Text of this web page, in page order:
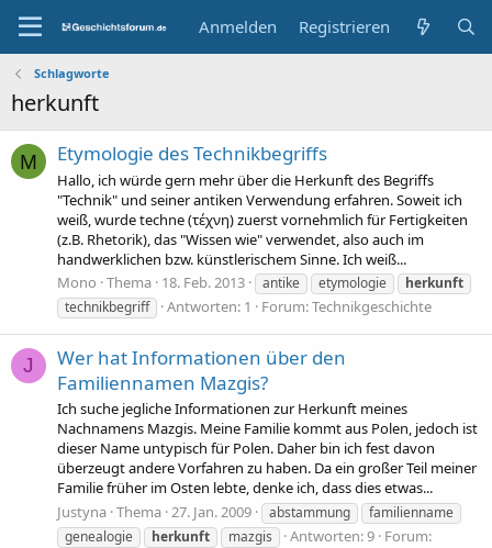
Anmelden Registrieren
Schlagworte
herkunft
M Etymologie des Technikbegriffs
Hallo, ich würde gern mehr über die Herkunft des Begriffs
"Technik" und seiner antiken Verwendung erfahren. Soweit ich
weiß, wurde techne (τέχνη) zuerst vornehmlich für Fertigkeiten
(z.B. Rhetorik), das "Wissen wie" verwendet, also auch im
handwerklichen bzw. künstlerischem Sinne. Ich weiß...
Mono Thema 18. Feb. 2013 antike etymologie
herkunft
technikbegriff
Antworten: 1 Forum:Technikgeschichte
J
Wer hat Informationen über den
Familiennamen Mazgis?
Ich suche jegliche Informationen zur Herkunft meines
Nachnamens Mazgis. Meine Familie kommt aus Polen, jedoch ist
dieser Name untypisch für Polen. Daher bin ich fest davon
überzeugt andere Vorfahren zu haben. Da ein großer Teil meiner
Familie früher im Osten lebte, denke ich, dass dies etwas...
Justyna Thema 27. Jan. 2009 abstammung
familienname
genealogie
herkunft mazgis Antworten: 9 Forum: